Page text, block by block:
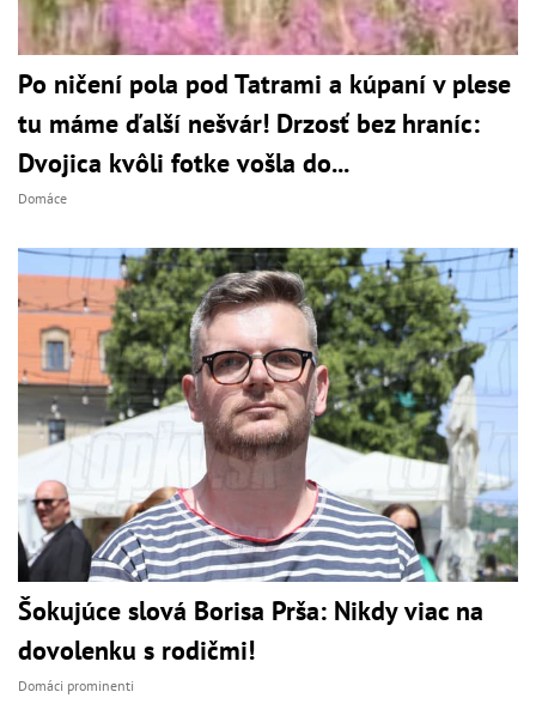
Po ničení pola pod Tatrami a kúpaní v plese
tu máme ďalší nešvár! Drzosť bez hraníc:
Dvojica kvôli fotke vošla do...
Domáce
Šokujúce slová Borisa Prša: Nikdy viac na
dovolenku s rodičmi!
Domáci prominenti